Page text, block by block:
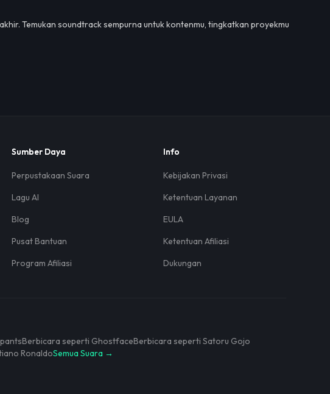
Temukan soundtrack sempurna untuk kontenmu, tingkatkan proyekmu
Sumber Daya
Perpustakaan Suara
Lagu AI
Blog
Pusat Bantuan
Program Afiliasi
Info
Kebijakan Privasi
Ketentuan Layanan
EULA
Ketentuan Afiliasi
Dukungan
Berbicara seperti GhostfaceBerbicara seperti Satoru Gojo
RonaldoSemua Suara →